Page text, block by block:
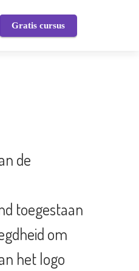
Gratis cursus
de
toegestaan
om
het logo